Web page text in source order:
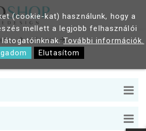
KÁDAK
(cookie-kat) használunk, hogy a
mellett a legjobb felhasználói
látogatóinknak.További információk.
Elutasítom